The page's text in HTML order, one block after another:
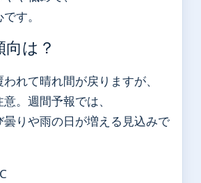
す。
は？
れて晴れ間が戻りますが、
。週間予報では、
りや雨の日が増える見込みで